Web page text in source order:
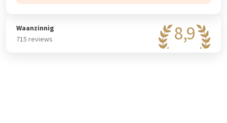
8,9
Waanzinnig
715 reviews